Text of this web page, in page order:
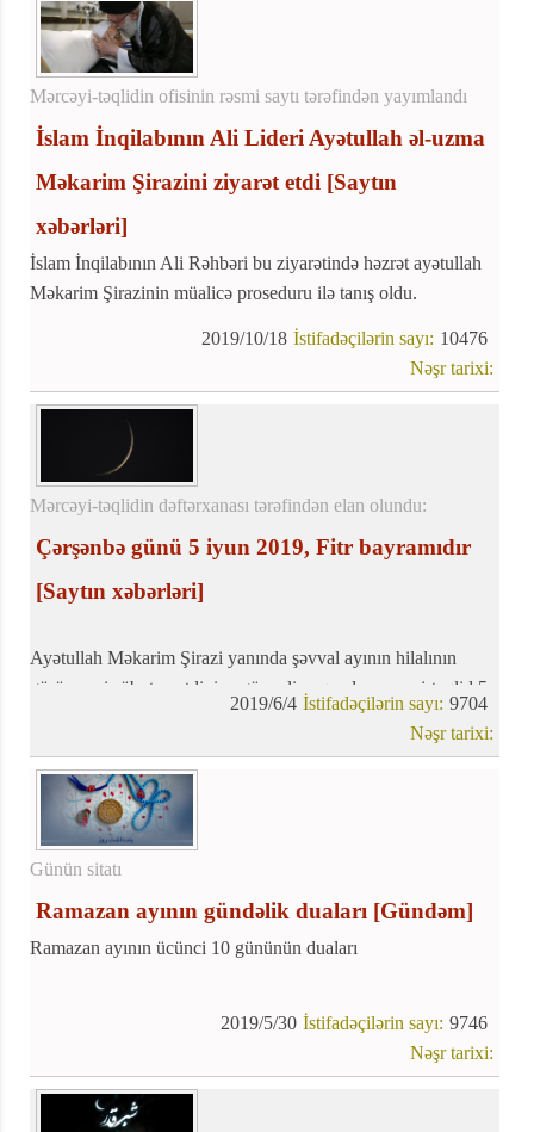
Mərcəyi-təqlidin ofisinin rəsmi saytı tərəfindən yayımlandı
İslam İnqilabının Ali Lideri Ayətullah əl-uzma
Məkarim Şirazini ziyarət etdi [Saytın
xəbərləri]
İslam İnqilabının Ali Rəhbəri bu ziyarətində həzrət ayətullah
Məkarim Şirazinin müalicə proseduru ilə tanış oldu.
10476
İstifadəçilərin sayı:
2019/10/18
Nəşr tarixi:
Mərcəyi-təqlidin dəftərxanası tərəfindən elan olundu:
Çərşənbə günü 5 iyun 2019, Fitr bayramıdır
[Saytın xəbərləri]
Ayətullah Məkarim Şirazi yanında şəvval ayının hilalının
görünməsi sübuta yetdiyinə görə aliməqamlı mərcəyi-təqlid 5
iyun, çərşənbə gününü şəvval ayının biri və Fitr bayramı elan
9704
İstifadəçilərin sayı:
2019/6/4
Nəşr tarixi:
Günün sitatı
Ramazan ayının gündəlik duaları [Gündəm]
Ramazan ayının ücünci 10 gününün duaları
9746
İstifadəçilərin sayı:
2019/5/30
Nəşr tarixi: